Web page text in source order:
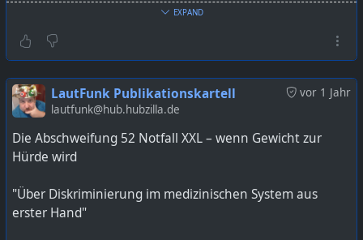
https://lautfunk.uber.space/podcast/die-abschweifung-
53-wenn-der-geschirrspueler-zur-lebensbedrohung-wird/
EXPAND
vor 1 Jahr
LautFunk Publikationskartell
lautfunk@hub.hubzilla.de
Die Abschweifung 52 Notfall XXL – wenn Gewicht zur
Hürde wird
"Über Diskriminierung im medizinischen System aus
erster Hand"